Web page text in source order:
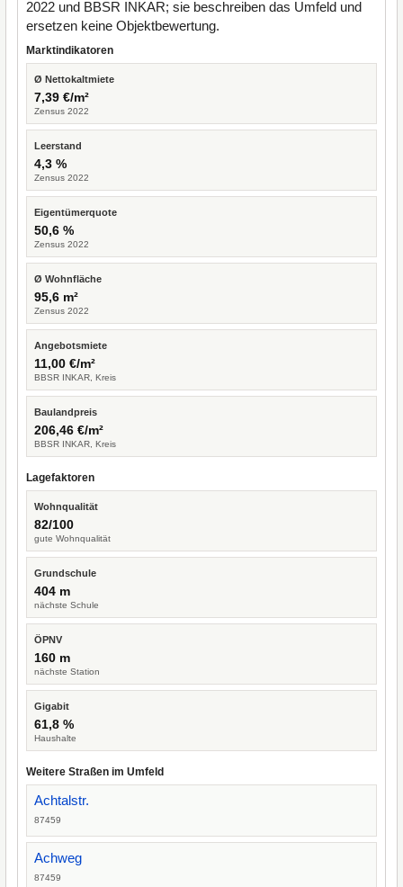
2022 und BBSR INKAR; sie beschreiben das Umfeld und
ersetzen keine Objektbewertung.
Marktindikatoren
Ø Nettokaltmiete
7,39 €/m²
Zensus 2022
Leerstand
4,3 %
Zensus 2022
Eigentümerquote
50,6 %
Zensus 2022
Ø Wohnfläche
95,6 m²
Zensus 2022
Angebotsmiete
11,00 €/m²
BBSR INKAR, Kreis
Baulandpreis
206,46 €/m²
BBSR INKAR, Kreis
Lagefaktoren
Wohnqualität
82/100
gute Wohnqualität
Grundschule
404 m
nächste Schule
ÖPNV
160 m
nächste Station
Gigabit
61,8 %
Haushalte
Weitere Straßen im Umfeld
Achtalstr.
87459
Achweg
87459